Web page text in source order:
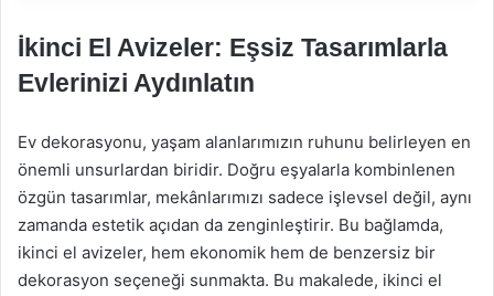
İkinci El Avizeler: Eşsiz Tasarımlarla
Evlerinizi Aydınlatın
Ev dekorasyonu, yaşam alanlarımızın ruhunu belirleyen en
önemli unsurlardan biridir. Doğru eşyalarla kombinlenen
özgün tasarımlar, mekânlarımızı sadece işlevsel değil, aynı
zamanda estetik açıdan da zenginleştirir. Bu bağlamda,
ikinci el avizeler, hem ekonomik hem de benzersiz bir
dekorasyon seçeneği sunmakta. Bu makalede, ikinci el